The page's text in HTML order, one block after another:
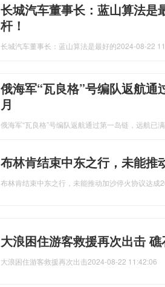
长城汽车董事长：蓝山算法是
杆！
长城汽车董事长：蓝山算法是最好的2024-08-22
俄海军“瓦良格”号编队返航通
月
俄海军“瓦良格”号编队返航通过第一岛链，远航已
布林肯结束中东之行，未能推
布林肯结束中东之行，未能推动加沙停火协议达成
大浪困住游客救援再次出击
大浪困住游客救援再次出击2024-08-22 11:42:06